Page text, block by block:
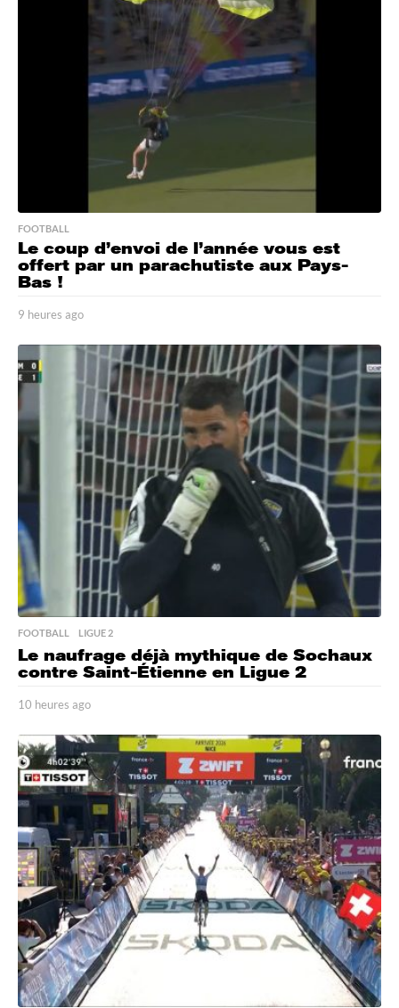
FOOTBALL
Le coup d’envoi de l’année vous est
offert par un parachutiste aux Pays-
Bas !
9 heures ago
e
r
a
g
FOOTBALL ,LIGUE 2
Le naufrage déjà mythique de Sochaux
contre Saint-Étienne en Ligue 2
10 heures ago
h
e
u
r
e
a
g
o